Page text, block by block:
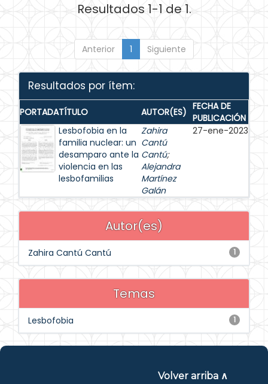
Resultados 1-1 de 1.
Anterior 1 Siguiente
Resultados por ítem:
PORTADATÍTULO AUTOR(ES) FECHA DE
PUBLICACIÓN
Lesbofobia en la
familia nuclear: un
desamparo ante la
violencia en las
lesbofamilias
Zahira
Cantú
Cantú;
Alejandra
Martínez
Galán
27-ene-2023
Autor(es)
1
Zahira Cantú Cantú
Temas
1
Lesbofobia
Volver arriba ∧